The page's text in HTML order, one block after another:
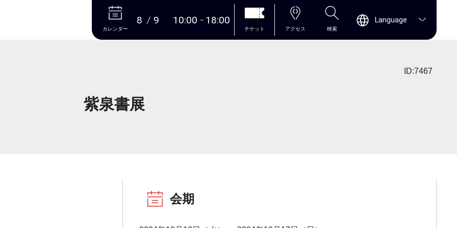
本文へ
カレンダー
8 9 10:00 18:00
チケット アクセス 検索
Language
ID:7467
紫泉書展
会期